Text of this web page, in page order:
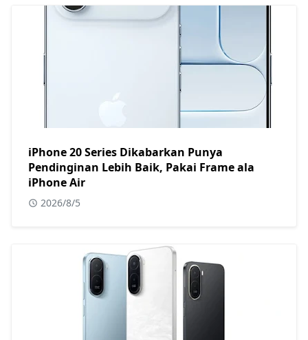
iPhone 20 Series Dikabarkan Punya
Pendinginan Lebih Baik, Pakai Frame ala
iPhone Air
2026/8/5